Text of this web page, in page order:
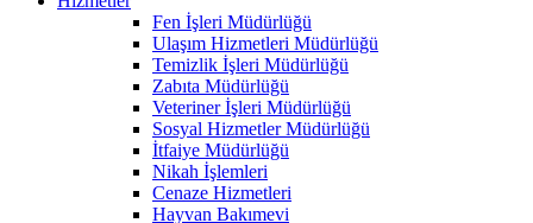
Fen İşleri Müdürlüğü
Ulaşım Hizmetleri Müdürlüğü
Temizlik İşleri Müdürlüğü
Zabıta Müdürlüğü
Veteriner İşleri Müdürlüğü
Sosyal Hizmetler Müdürlüğü
İtfaiye Müdürlüğü
Nikah İşlemleri
Cenaze Hizmetleri
Hayvan Bakımevi